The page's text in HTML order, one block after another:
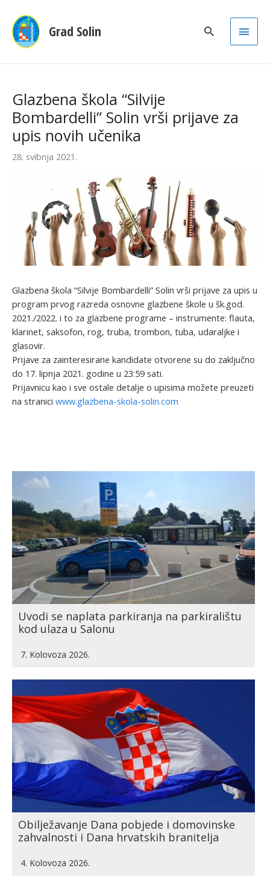
Grad Solin
Main
Glazbena škola “Silvije
Bombardelli” Solin vrši prijave za
upis novih učenika
28. svibnja 2021.
Glazbena škola “Silvije Bombardelli” Solin vrši prijave za upis u
program prvog razreda osnovne glazbene škole u šk.god.
2021./2022. i to za glazbene programe – instrumente: flauta,
klarinet, saksofon, rog, truba, trombon, tuba, udaraljke i
glasovir.
Prijave za zainteresirane kandidate otvorene su do zaključno
do 17. lipnja 2021. godine u 23:59 sati.
Prijavnicu kao i sve ostale detalje o upisima možete preuzeti
na stranici www.glazbena-skola-solin.com
Uvodi se naplata parkiranja na parkiralištu
kod ulaza u Salonu
7. Kolovoza 2026.
Obilježavanje Dana pobjede i domovinske
zahvalnosti i Dana hrvatskih branitelja
4. Kolovoza 2026.